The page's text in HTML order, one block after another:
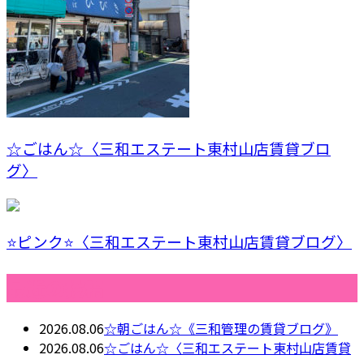
☆ごはん☆〈三和エステート東村山店賃貸ブロ
グ〉
⭐️ピンク⭐️〈三和エステート東村山店賃貸ブログ〉
2026.08.06☆朝ごはん☆《三和管理の賃貸ブログ》
2026.08.06☆ごはん☆〈三和エステート東村山店賃貸